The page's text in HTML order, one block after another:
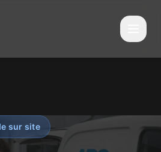
sur site